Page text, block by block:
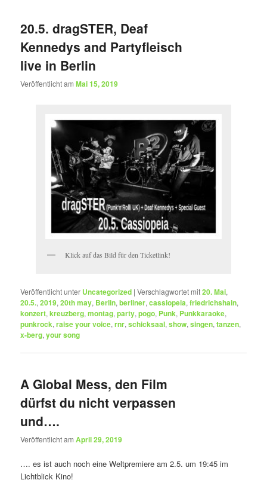
20.5. dragSTER, Deaf
Kennedys and Partyfleisch
live in Berlin
Veröffentlicht amMai 15, 2019
Klick auf das Bild für den Ticketlink!
Veröffentlicht unter Uncategorized |Verschlagwortet mit20. Mai,
20.5.,2019,20th may, Berlin,berliner,cassiopeia,friedrichshain,
konzert,kreuzberg,montag,party,pogo, Punk, Punkkaraoke,
punkrock,raise your voice,rnr,schicksaal,show,singen,tanzen,
x-berg,your song
A Global Mess, den Film
dürfst du nicht verpassen
und….
Veröffentlicht amApril 29, 2019
…. es ist auch noch eine Weltpremiere am 2.5. um 19:45 im
Lichtblick Kino!